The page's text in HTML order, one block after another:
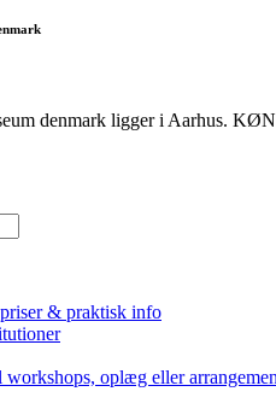
denmark ligger i Aarhus.
& praktisk info
oplæg eller